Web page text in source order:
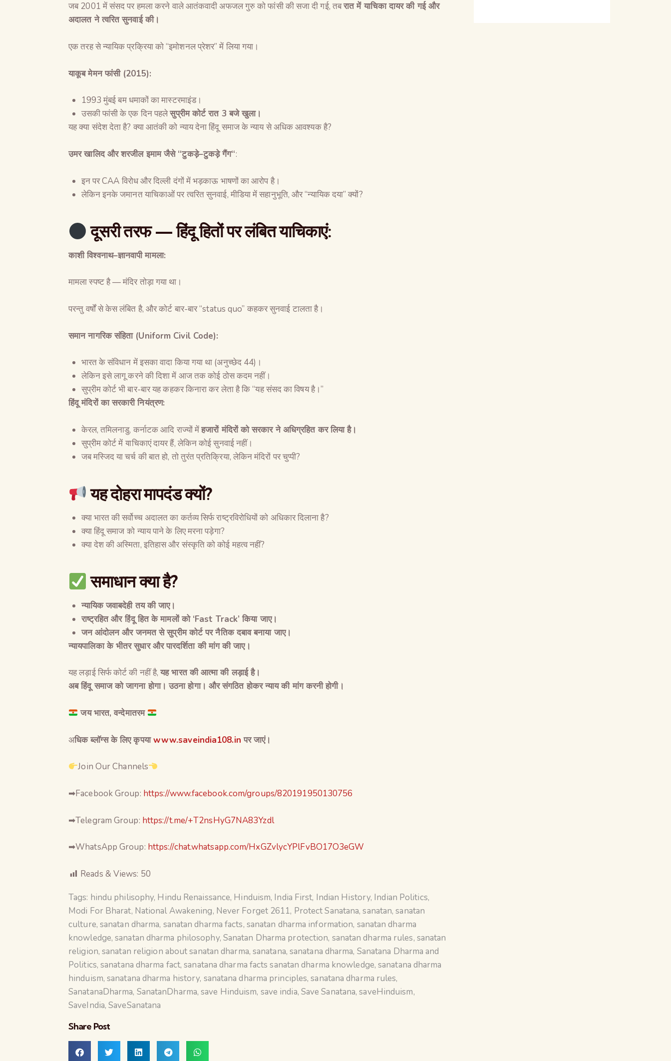
जब 2001 में संसद पर हमला करने वाले आतंकवादी अफजल गुरु को फांसी की सजा दी गई, तबरात में याचिका दायर की गई और
अदालत ने त्वरित सुनवाई की।
एक तरह से न्यायिक प्रक्रिया को “इमोशनल प्रेशर” में लिया गया।
याकूब मेमन फांसी (2015):
1993 मुंबई बम धमाकों का मास्टरमाइंड।
उसकी फांसी के एक दिन पहलेसुप्रीम कोर्ट रात 3बजे खुला।
यह क्या संदेश देता है? क्या आतंकी को न्याय देना हिंदू समाज के न्याय से अधिक आवश्यक है?
उमर खालिद और शरजील इमाम जैसे“टुकड़े–टुकड़े गैंग“:
इन पर CAA विरोध और दिल्ली दंगों में भड़काऊ भाषणों का आरोप है।
लेकिन इनके जमानत याचिकाओं पर त्वरित सुनवाई, मीडिया में सहानुभूति, और “न्यायिक दया” क्यों?
दूसरी तरफ—हिंदू हितों पर लंबित याचिकाएं:
काशी विश्वनाथ–ज्ञानवापी मामला:
मामला स्पष्ट है — मंदिर तोड़ा गया था।
परन्तु वर्षों से केस लंबित है, और कोर्ट बार-बार “status quo” कहकर सुनवाई टालता है।
समान नागरिक संहिता (Uniform Civil Code):
भारत के संविधान में इसका वादा किया गया था (अनुच्छेद 44)।
लेकिन इसे लागू करने की दिशा में आज तक कोई ठोस कदम नहीं।
सुप्रीम कोर्ट भी बार-बार यह कहकर किनारा कर लेता है कि “यह संसद का विषय है।”
हिंदू मंदिरों का सरकारी नियंत्रण:
केरल, तमिलनाडु, कर्नाटक आदि राज्यों मेंहजारों मंदिरों को सरकार ने अधिग्रहित कर लिया है।
सुप्रीम कोर्ट में याचिकाएं दायर हैं, लेकिन कोई सुनवाई नहीं।
जब मस्जिद या चर्च की बात हो, तो तुरंत प्रतिक्रिया, लेकिन मंदिरों पर चुप्पी?
यह दोहरा मापदंड क्यों?
क्या भारत की सर्वोच्च अदालत का कर्तव्य सिर्फ राष्ट्रविरोधियों को अधिकार दिलाना है?
क्या हिंदू समाज को न्याय पाने के लिए मरना पड़ेगा?
क्या देश की अस्मिता, इतिहास और संस्कृति को कोई महत्व नहीं?
समाधान क्या है?
न्यायिक जवाबदेही तय की जाए।
राष्ट्रहित और हिंदू हित के मामलों को ‘Fast Track’किया जाए।
जन आंदोलन और जनमत से सुप्रीम कोर्ट पर नैतिक दबाव बनाया जाए।
न्यायपालिका के भीतर सुधार और पारदर्शिता की मांग की जाए।
यह लड़ाई सिर्फ कोर्ट की नहीं है,यह भारत की आत्मा की लड़ाई है।
अब हिंदू समाज को जागना होगा। उठना होगा। और संगठित होकर न्याय की मांग करनी होगी।
जय भारत, वन्देमातरम
अधिक ब्लॉग्स के लिए कृपयाwww.saveindia108.in पर जाएं।
Join Our Channels
➡Facebook Group: https://www.facebook.com/groups/820191950130756
➡Telegram Group: https://t.me/+T2nsHyG7NA83Yzdl
➡WhatsApp Group: https://chat.whatsapp.com/HxGZvlycYPlFvBO17O3eGW
Reads & Views: 50
Tags: hindu philisophy, Hindu Renaissance, Hinduism, India First, Indian History, Indian Politics,
Modi For Bharat, National Awakening, Never Forget 2611, Protect Sanatana,sanatan,sanatan
culture, sanatan dharma, sanatan dharma facts, sanatan dharma information, sanatan dharma
knowledge,sanatan dharma philosophy, Sanatan Dharma protection, sanatan dharma rules, sanatan
religion,sanatan religion about sanatan dharma, sanatana, sanatana dharma, Sanatana Dharma and
Politics,sanatana dharma fact,sanatana dharma facts sanatan dharma knowledge,sanatana dharma
hinduism,sanatana dharma history, sanatana dharma principles,sanatana dharma rules,
SanatanaDharma, SanatanDharma,save Hinduism, save india, Save Sanatana,saveHinduism,
SaveIndia,SaveSanatana
Share Post